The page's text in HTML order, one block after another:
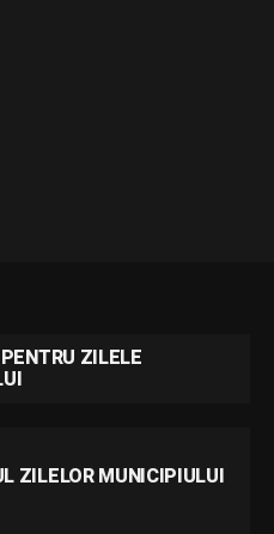
ZILELE
ZILELOR MUNICIPIULUI